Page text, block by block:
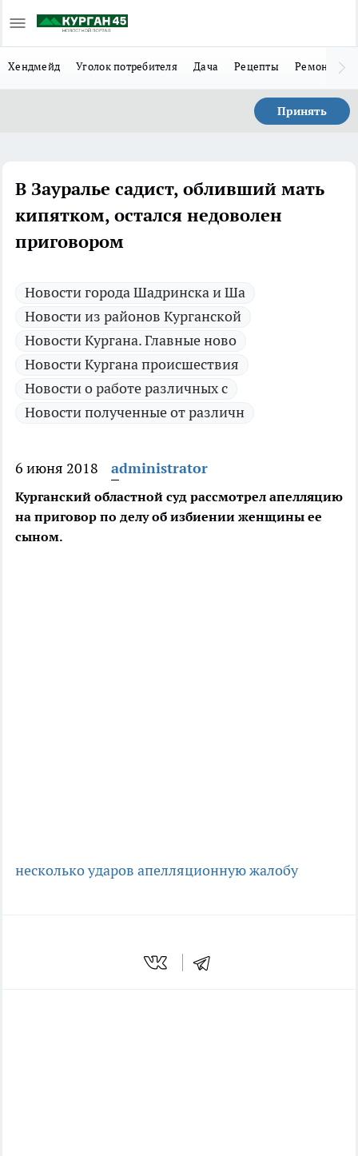
Хендмейд Уголок потребителя Дача Рецепты Ремонт
Принять
В Зауралье садист, обливший мать
кипятком, остался недоволен
приговором
Новости города Шадринска и Ша
Новости из районов Курганской
Новости Кургана. Главные ново
Новости Кургана происшествия
Новости о работе различных с
Новости полученные от различн
6 июня 2018 administrator
Курганский областной суд рассмотрел апелляцию
на приговор по делу об избиении женщины ее
сыном.
несколько ударов апелляционную жалобу